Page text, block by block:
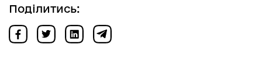
Поділитись: